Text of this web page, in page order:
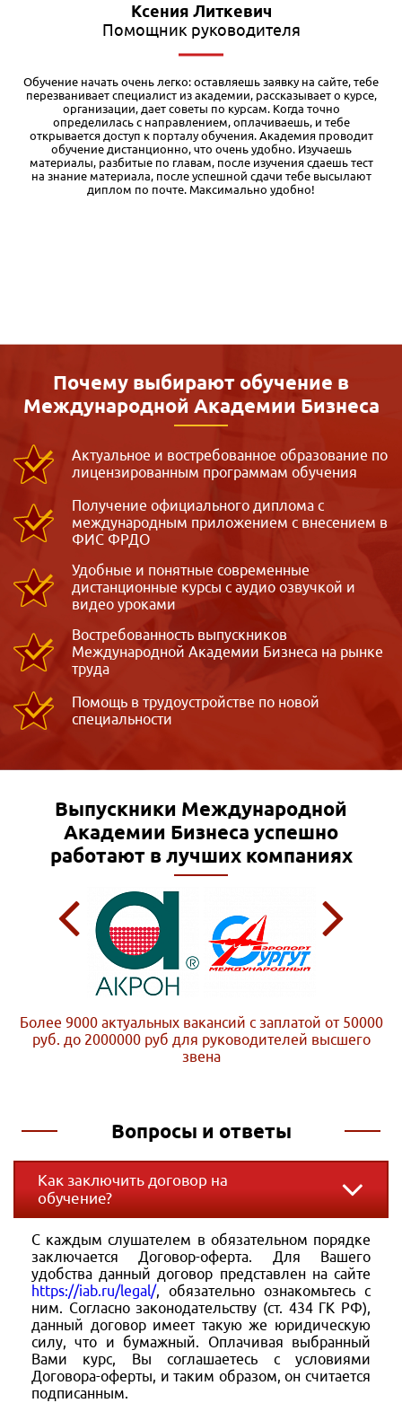
Влад Ханбабаев
Экономист
У нас на работе оплачивают курсы повышения квалификации,
вот я и решил получить дополнительную корочку. Выбрал
программу «Тендеры и госзакупки» в Международной
академии бизнеса IAB. Обучение проходит очень удобно: весь
материал структурирован в учебном кабинете, можно учить в
свободное время и даже в дороге. Если уже знаешь какую-то
часть материала — можно пропускать, что весьма убыстряет
процесс обучения. Диплом высылают по указанному адресу:
заказное письмо пришло без задержек. Проблем с оплатой от
Почему выбирают обучение в
Международной Академии Бизнеса
Актуальное и востребованное образование по
лицензированным программам обучения
Получение официального диплома с
международным приложением с внесением в
ФИС ФРДО
Удобные и понятные современные
дистанционные курсы с аудио озвучкой и
видео уроками
Востребованность выпускников
Международной Академии Бизнеса на рынке
труда
Помощь в трудоустройстве по новой
специальности
Выпускники Международной
Академии Бизнеса успешно
работают в лучших компаниях
Более 9000 актуальных вакансий с заплатой от 50000
руб. до 2000000 руб для руководителей высшего
звена
Вопросы и ответы
Как заключить договор на
обучение?
С каждым слушателем в обязательном порядке
заключается Договор-оферта. Для Вашего
удобства данный договор представлен на сайте
https://iab.ru/legal/, обязательно ознакомьтесь с
ним. Согласно законодательству (ст. 434 ГК РФ),
данный договор имеет такую же юридическую
силу, что и бумажный. Оплачивая выбранный
Вами курс, Вы соглашаетесь с условиями
Договора-оферты, и таким образом, он считается
подписанным.